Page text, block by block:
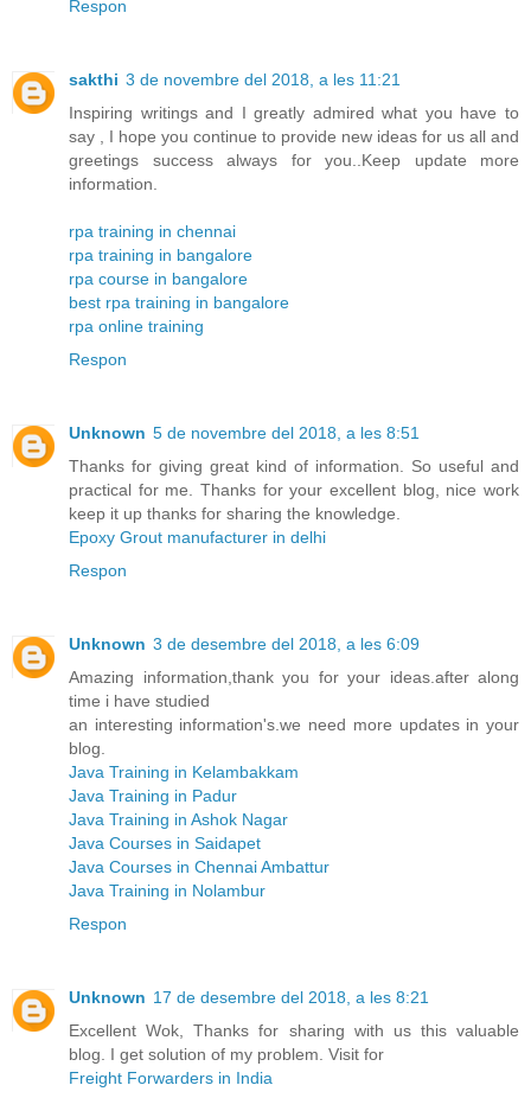
Respon
sakthi 3 de novembre del 2018, a les 11:21
Inspiring writings and I greatly admired what you have to
say , I hope you continue to provide new ideas for us all and
greetings success always for you..Keep update more
information.
rpa training in chennai
rpa training in bangalore
rpa course in bangalore
best rpa training in bangalore
rpa online training
Respon
Unknown 5 de novembre del 2018, a les 8:51
Thanks for giving great kind of information. So useful and
practical for me. Thanks for your excellent blog, nice work
keep it up thanks for sharing the knowledge.
Epoxy Grout manufacturer in delhi
Respon
Unknown 3 de desembre del 2018, a les 6:09
Amazing information,thank you for your ideas.after along
time i have studied
an interesting information's.we need more updates in your
blog.
Java Training in Kelambakkam
Java Training in Padur
Java Training in Ashok Nagar
Java Courses in Saidapet
Java Courses in Chennai Ambattur
Java Training in Nolambur
Respon
Unknown 17 de desembre del 2018, a les 8:21
Excellent Wok, Thanks for sharing with us this valuable
blog. I get solution of my problem. Visit for
Freight Forwarders in India